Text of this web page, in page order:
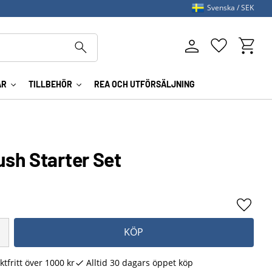
TILLBEHÖR REA OCH UTFÖRSÄLJNING
Favoriter
Svenska SEK
Starter Set
KÖP
Lägg
över 1000 kr Alltid 30 dagars öppet köp